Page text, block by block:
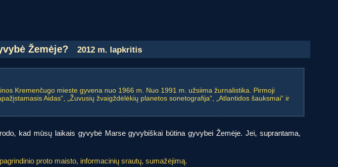
Žemėje? 2012 m. lapkritis
Kremenčugo mieste gyvena nuo 1966 m. Nuo 1991 m. užsiima žurnalistika. Pirmoji
Aidas“, „Žuvusių žvaigždėlėkių planetos sonetografija“, „Atlantidos šauksmai“ ir
kad mūsų laikais gyvybė Marse gyvybiškai būtina gyvybei Žemėje. Jei, suprantama,
proto maisto, informacinių srautų, sumažėjimą.